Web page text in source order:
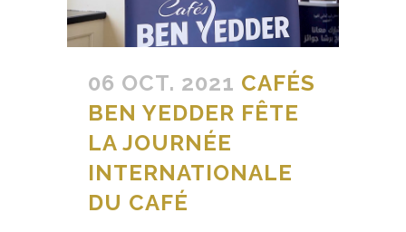
06 OCT. 2021 CAFÉS
BEN YEDDER FÊTE
LA JOURNÉE
INTERNATIONALE
DU CAFÉ